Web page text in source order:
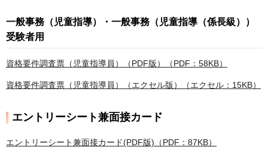
一般事務（児童指導）・一般事務（児童指導（係長級））
受験者用
資格要件調査票（児童指導員）（PDF版）（PDF：58KB）
資格要件調査票（児童指導員）（エクセル版）（エクセル：15KB）
エントリーシート兼面接カード
エントリーシート兼面接カード(PDF版)（PDF：87KB）